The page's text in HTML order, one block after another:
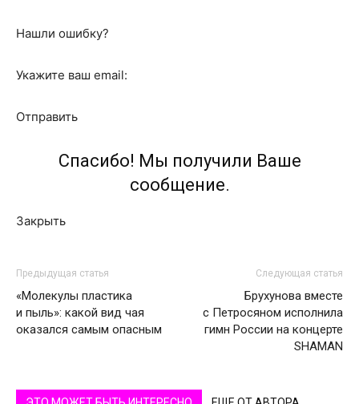
Нашли ошибку?
Укажите ваш email:
Отправить
Спасибо! Мы получили Ваше
сообщение.
Закрыть
Предыдущая статья
«Молекулы пластика
и пыль»: какой вид чая
оказался самым опасным
Следующая статья
Брухунова вместе
с Петросяном исполнила
гимн России на концерте
SHAMAN